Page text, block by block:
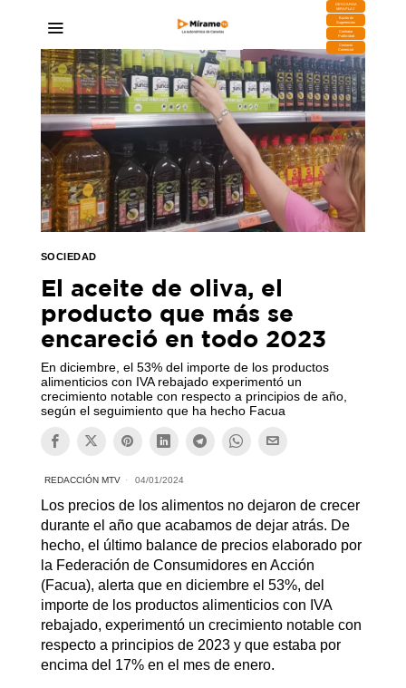
DESCARGA
MIRAPLAY
Buzón de
Sugerencias
Contratar
Publicidad
Contacto
Comercial
SOCIEDAD
El aceite de oliva, el
producto que más se
encareció en todo 2023
En diciembre, el 53% del importe de los productos
alimenticios con IVA rebajado experimentó un
crecimiento notable con respecto a principios de año,
según el seguimiento que ha hecho Facua
REDACCIÓN MTV 04/01/2024
Los precios de los alimentos no dejaron de crecer
durante el año que acabamos de dejar atrás. De
hecho, el último balance de precios elaborado por
la Federación de Consumidores en Acción
(Facua), alerta que en diciembre el 53%, del
importe de los productos alimenticios con IVA
rebajado, experimentó un crecimiento notable con
respecto a principios de 2023 y que estaba por
encima del 17% en el mes de enero.